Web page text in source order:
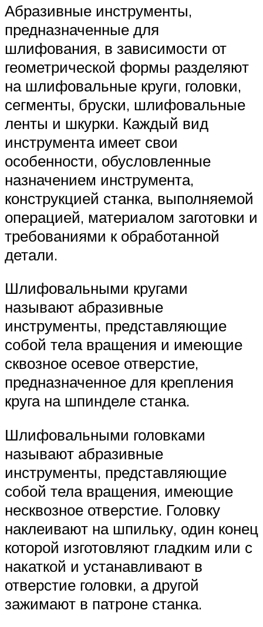
Абразивные инструменты,
предназначенные для
шлифования, в зависимости от
геометрической формы разделяют
на шлифовальные круги, головки,
сегменты, бруски, шлифовальные
ленты и шкурки. Каждый вид
инструмента имеет свои
особенности, обусловленные
назначением инструмента,
конструкцией станка, выполняемой
операцией, материалом заготовки и
требованиями к обработанной
детали.
Шлифовальными кругами
называют абразивные
инструменты, представляющие
собой тела вращения и имеющие
сквозное осевое отверстие,
предназначенное для крепления
круга на шпинделе станка.
Шлифовальными головками
называют абразивные
инструменты, представляющие
собой тела вращения, имеющие
несквозное отверстие. Головку
наклеивают на шпильку, один конец
которой изготовляют гладким или с
накаткой и устанавливают в
отверстие головки, а другой
зажимают в патроне станка.